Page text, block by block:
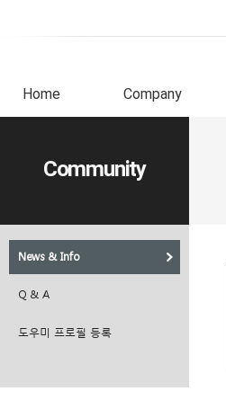
Home Company
Community
News & Info
Q & A
도우미 프로필 등록